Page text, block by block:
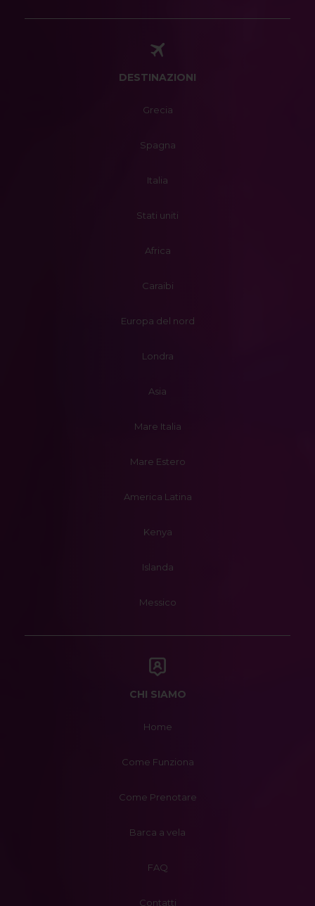
DESTINAZIONI
Grecia
Spagna
Italia
Stati uniti
Africa
Caraibi
Europa del nord
Londra
Asia
Mare Italia
Mare Estero
America Latina
Kenya
Islanda
Messico
CHI SIAMO
Home
Come Funziona
Come Prenotare
Barca a vela
FAQ
Contatti